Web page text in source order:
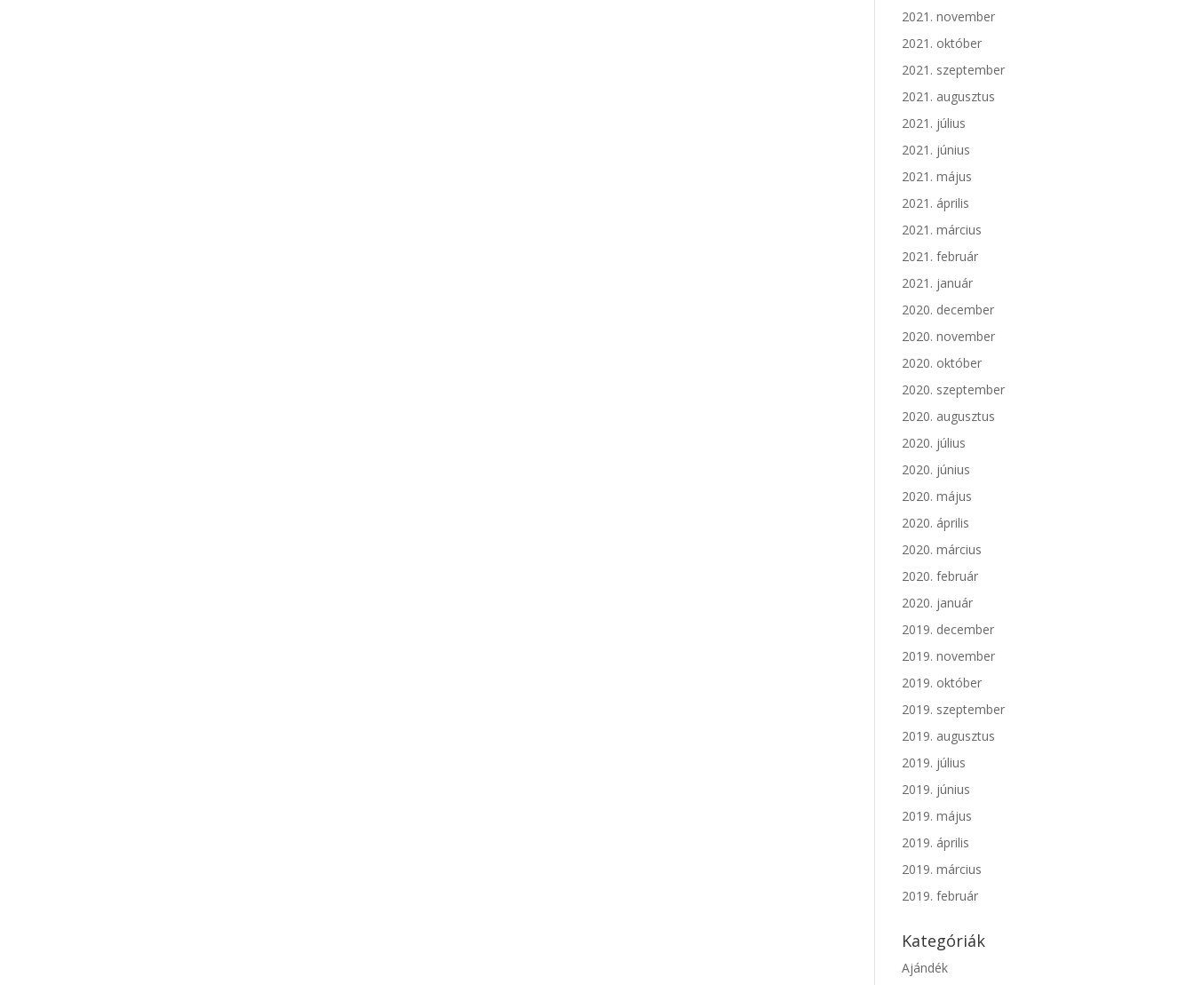
2021. november
2021. október
2021. szeptember
2021. augusztus
2021. július
2021. június
2021. május
2021. április
2021. március
2021. február
2021. január
2020. december
2020. november
2020. október
2020. szeptember
2020. augusztus
2020. július
2020. június
2020. május
2020. április
2020. március
2020. február
2020. január
2019. december
2019. november
2019. október
2019. szeptember
2019. augusztus
2019. július
2019. június
2019. május
2019. április
2019. március
2019. február
Kategóriák
Ajándék